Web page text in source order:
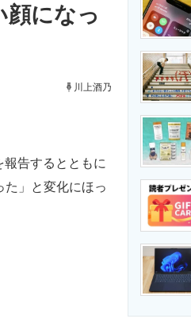
例 製造業のIT導入・活用を支援
エネルギーの専門メディア
になっ
川上酒乃
告するとともに
」と変化にほっ